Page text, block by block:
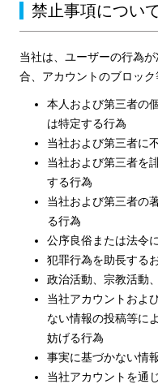
禁止事項につい
当社は、ユーザーの行為
合、アカウントのブロック
本人および第三者の
は特定する行為
当社および第三者に
当社および第三者を
する行為
当社および第三者の
る行為
公序良俗または法令
犯罪行為を助長する
政治活動、宗教活動
当社アカウントおよ
ない情報の投稿等に
妨げる行為
事実に基づかない情
当社アカウントを通